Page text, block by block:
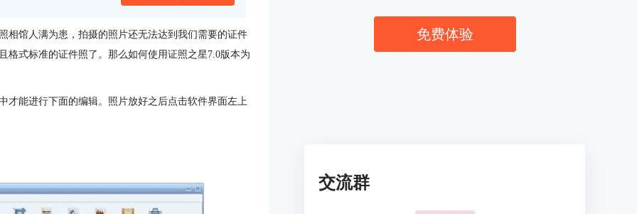
相馆人满为患，拍摄的照片还无法达到我们需要的证件
格式标准的证件照了。那么如何使用证照之星7.0版本为
才能进行下面的编辑。照片放好之后点击软件界面左上
免费体验
交流群